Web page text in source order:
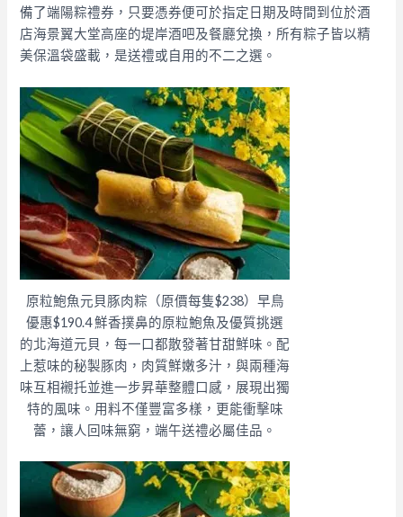
備了端陽粽禮券，只要憑券便可於指定日期及時間到位於酒
店海景翼大堂高座的堤岸酒吧及餐廳兌換，所有粽子皆以精
美保溫袋盛載，是送禮或自用的不二之選。
原粒鮑魚元貝豚肉粽（原價每隻$238）早鳥
優惠$190.4 鮮香撲鼻的原粒鮑魚及優質挑選
的北海道元貝，每一口都散發著甘甜鮮味。配
上惹味的秘製豚肉，肉質鮮嫩多汁，與兩種海
味互相襯托並進一步昇華整體口感，展現出獨
特的風味。用料不僅豐富多樣，更能衝擊味
蕾，讓人回味無窮，端午送禮必屬佳品。